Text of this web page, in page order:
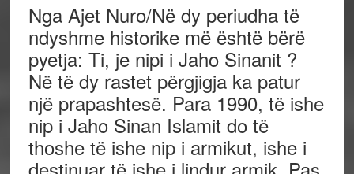
Nga Ajet Nuro/Në dy periudha të
ndyshme historike më është bërë
pyetja: Ti, je nipi i Jaho Sinanit ?
Në të dy rastet përgjigja ka patur
një prapashtesë. Para 1990, të ishe
nip i Jaho Sinan Islamit do të
thoshe të ishe nip i armikut, ishe i